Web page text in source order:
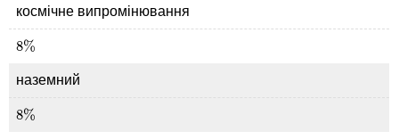
космічне випромінювання
8%
8%
наземний
8%
8%